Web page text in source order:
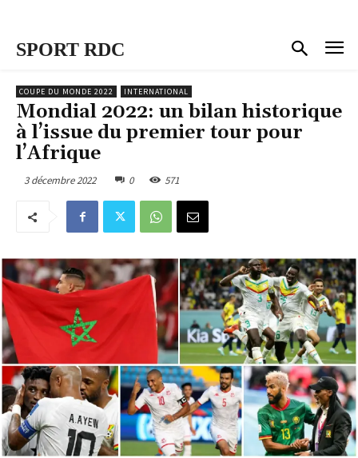
SPORT RDC
COUPE DU MONDE 2022 INTERNATIONAL
Mondial 2022: un bilan historique
à l’issue du premier tour pour
l’Afrique
3 décembre 2022 0 571